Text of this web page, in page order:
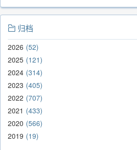
归档
2026 52
2025 121
2024 314
2023 405
2022 707
2021
433
2020 566
2019 19